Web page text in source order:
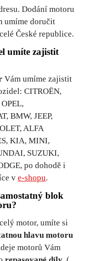
Dodání motoru
umíme doručit
České republice.
umíte zajistit
Vám umíme zajistit
CITROËN,
BMW, JEEP,
ALFA
KIA, MINI,
SUZUKI,
po dohodě i
v e-shopu.
blok
motor, umíte si
hlavu motoru
motorů Vám